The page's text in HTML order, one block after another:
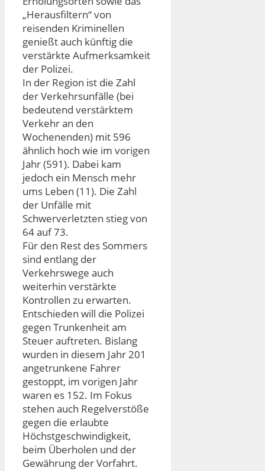
„Herausfiltern“ von
reisenden Kriminellen
genießt auch künftig die
verstärkte Aufmerksamkeit
der Polizei.
In der Region ist die Zahl
der Verkehrsunfälle (bei
bedeutend verstärktem
Verkehr an den
Wochenenden) mit 596
ähnlich hoch wie im vorigen
Jahr (591). Dabei kam
jedoch ein Mensch mehr
ums Leben (11). Die Zahl
der Unfälle mit
Schwerverletzten stieg von
64 auf 73.
Für den Rest des Sommers
sind entlang der
Verkehrswege auch
weiterhin verstärkte
Kontrollen zu erwarten.
Entschieden will die Polizei
gegen Trunkenheit am
Steuer auftreten. Bislang
wurden in diesem Jahr 201
angetrunkene Fahrer
gestoppt, im vorigen Jahr
waren es 152. Im Fokus
stehen auch Regelverstöße
gegen die erlaubte
Höchstgeschwindigkeit,
beim Überholen und der
Gewährung der Vorfahrt.